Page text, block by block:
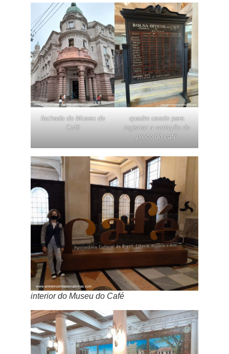
fachada do Museu do
Café
quadro usado para
registrar a variação do
preço do café
interior do Museu do Café